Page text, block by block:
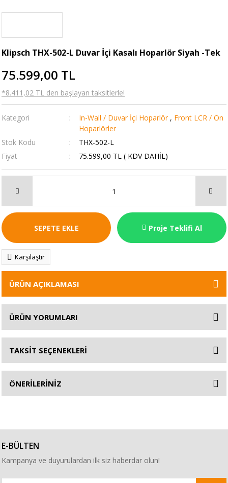
Klipsch THX-502-L Duvar İçi Kasalı Hoparlör Siyah -Tek
75.599,00 TL
*8.411,02 TL den başlayan taksitlerle!
Kategori In-Wall / Duvar İçi Hoparlör , Front LCR / Ön
Hoparlörler
Stok Kodu
THX-502-L
Fiyat
75.599,00 TL ( KDV DAHİL)
SEPETE EKLE Proje Teklifi Al
Karşılaştır
ÜRÜN AÇIKLAMASI
ÜRÜN YORUMLARI
TAKSİT SEÇENEKLERİ
ÖNERİLERİNİZ
E-BÜLTEN
Kampanya ve duyurulardan ilk siz haberdar olun!